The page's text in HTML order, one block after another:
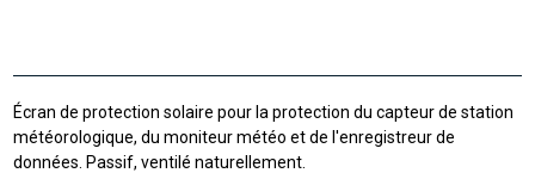
Écran de protection solaire pour la protection du capteur de station
météorologique, du moniteur météo et de l'enregistreur de
données. Passif, ventilé naturellement.